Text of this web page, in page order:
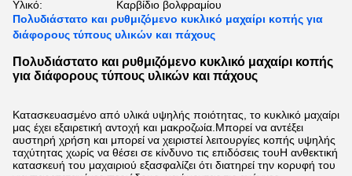
Υλικό:
Καρβίδιο βολφραμίου
Πολυδιάστατο και ρυθμιζόμενο κυκλικό μαχαίρι κοπής για
διάφορους τύπους υλικών και πάχους
Πολυδιάστατο και ρυθμιζόμενο κυκλικό μαχαίρι κοπής
για διάφορους τύπους υλικών και πάχους
Κατασκευασμένο από υλικά υψηλής ποιότητας, το κυκλικό μαχαίρι
μας έχει εξαιρετική αντοχή και μακροζωία.Μπορεί να αντέξει
αυστηρή χρήση και μπορεί να χειριστεί λειτουργίες κοπής υψηλής
ταχύτητας χωρίς να θέσει σε κίνδυνο τις επιδόσεις τουΗ ανθεκτική
κατασκευή του μαχαιριού εξασφαλίζει ότι διατηρεί την κορυφή του